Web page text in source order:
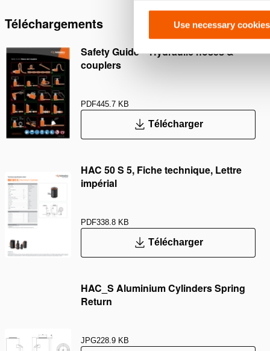
Use necessary
Téléchargements
Safety Guide – Hydraulic hoses &
couplers
PDF445.7 KB
Télécharger
HAC 50 S 5, Fiche technique, Lettre
impérial
PDF338.8 KB
Télécharger
HAC_S Aluminium Cylinders Spring
Return
JPG228.9 KB